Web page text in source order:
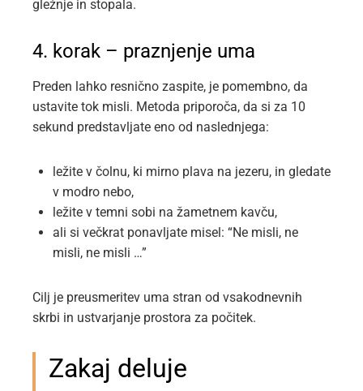
gležnje in stopala.
4. korak – praznjenje uma
Preden lahko resnično zaspite, je pomembno, da
ustavite tok misli. Metoda priporoča, da si za 10
sekund predstavljate eno od naslednjega:
ležite v čolnu, ki mirno plava na jezeru, in gledate
v modro nebo,
ležite v temni sobi na žametnem kavču,
ali si večkrat ponavljate misel: “Ne misli, ne
misli, ne misli …”
Cilj je preusmeritev uma stran od vsakodnevnih
skrbi in ustvarjanje prostora za počitek.
Zakaj deluje